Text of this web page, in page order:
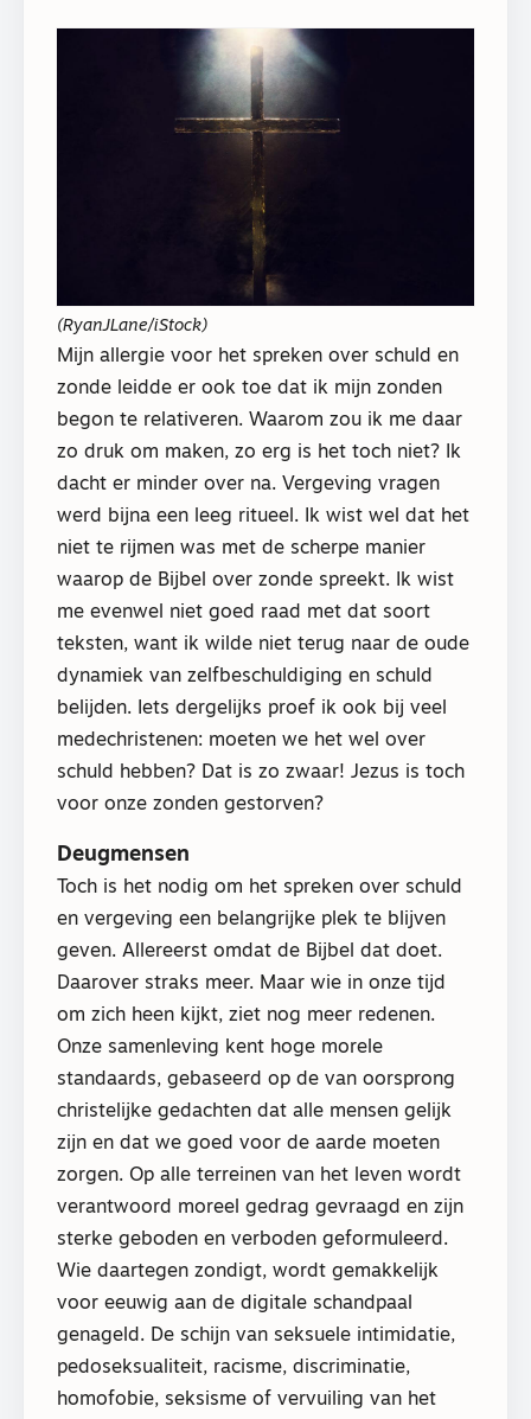
(RyanJLane/iStock)
Mijn allergie voor het spreken over schuld en
zonde leidde er ook toe dat ik mijn zonden
begon te relativeren. Waarom zou ik me daar
zo druk om maken, zo erg is het toch niet? Ik
dacht er minder over na. Vergeving vragen
werd bijna een leeg ritueel. Ik wist wel dat het
niet te rijmen was met de scherpe manier
waarop de Bijbel over zonde spreekt. Ik wist
me evenwel niet goed raad met dat soort
teksten, want ik wilde niet terug naar de oude
dynamiek van zelfbeschuldiging en schuld
belijden. Iets dergelijks proef ik ook bij veel
medechristenen: moeten we het wel over
schuld hebben? Dat is zo zwaar! Jezus is toch
voor onze zonden gestorven?
Deugmensen
Toch is het nodig om het spreken over schuld
en vergeving een belangrijke plek te blijven
geven. Allereerst omdat de Bijbel dat doet.
Daarover straks meer. Maar wie in onze tijd
om zich heen kijkt, ziet nog meer redenen.
Onze samenleving kent hoge morele
standaards, gebaseerd op de van oorsprong
christelijke gedachten dat alle mensen gelijk
zijn en dat we goed voor de aarde moeten
zorgen. Op alle terreinen van het leven wordt
verantwoord moreel gedrag gevraagd en zijn
sterke geboden en verboden geformuleerd.
Wie daartegen zondigt, wordt gemakkelijk
voor eeuwig aan de digitale schandpaal
genageld. De schijn van seksuele intimidatie,
pedoseksualiteit, racisme, discriminatie,
homofobie, seksisme of vervuiling van het